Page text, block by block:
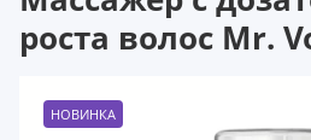
роста волос Mr.
НОВИНКА